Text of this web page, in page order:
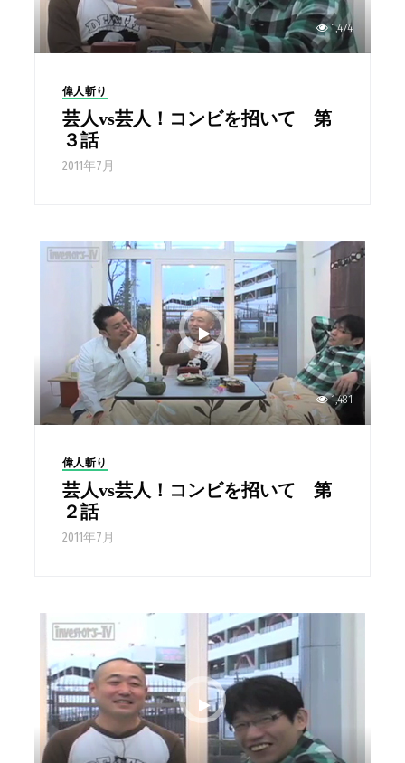
1,474
偉人斬り
芸人vs芸人！コンビを招いて 第
３話
2011年7月
1,481
偉人斬り
芸人vs芸人！コンビを招いて 第
２話
2011年7月